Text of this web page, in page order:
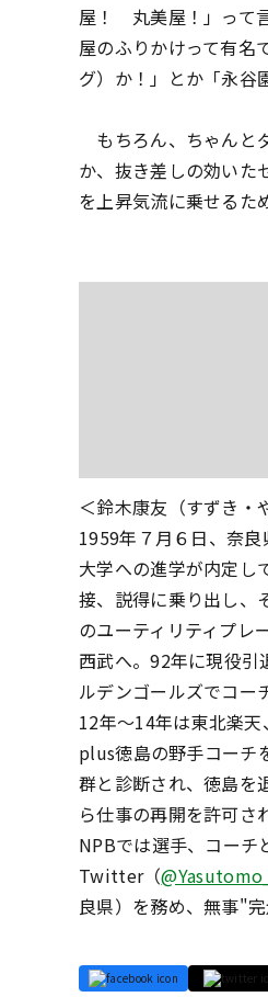
屋！ 丸美屋！」って
屋のふりかけって有名
グ）か！」とか「永谷
もちろん、ちゃんと
か、抜き差しの効いた
を上昇気流に乗せるた
＜鈴木康友（すずき・
1959年７月６日、奈
大学への進学が内定し
接、説得に乗り出し、
のユーティリティプレ
西武へ。92年に現役
ルデンゴールズでコー
12年～14年は東北楽
plus徳島の野手コーチ
群と診断され、徳島を
ら仕事の再開を許可さ
NPBでは選手、コーチ
Twitter（
良県）を務め、無事"